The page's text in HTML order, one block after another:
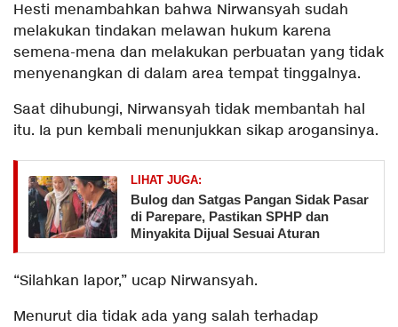
Hesti menambahkan bahwa Nirwansyah sudah
melakukan tindakan melawan hukum karena
semena-mena dan melakukan perbuatan yang tidak
menyenangkan di dalam area tempat tinggalnya.
Saat dihubungi, Nirwansyah tidak membantah hal
itu. Ia pun kembali menunjukkan sikap arogansinya.
LIHAT JUGA:
Bulog dan Satgas Pangan Sidak Pasar
di Parepare, Pastikan SPHP dan
Minyakita Dijual Sesuai Aturan
“Silahkan lapor,” ucap Nirwansyah.
Menurut dia tidak ada yang salah terhadap